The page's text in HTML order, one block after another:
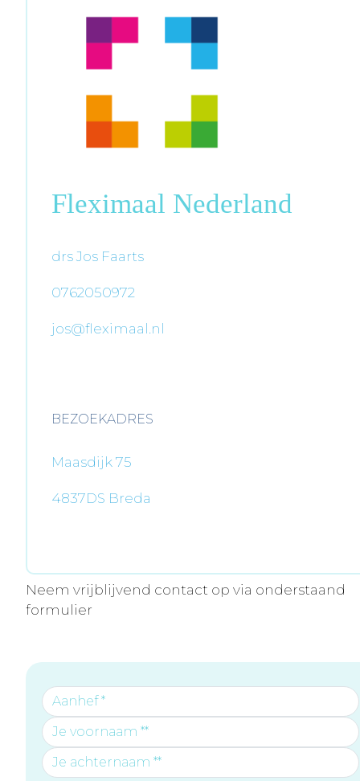
Fleximaal Nederland
drs Jos Faarts
0762050972
jos@fleximaal.nl
BEZOEKADRES
Maasdijk 75
4837DS Breda
Neem vrijblijvend contact op via onderstaand
formulier